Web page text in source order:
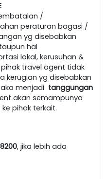
/
peraturan bagasi /
yg disebabkan
hal
lokal, kerusuhan &
travel agent tidak
kerugian yg disebabkan
menjadi tanggungan
akan semampunya
pihak terkait.
, jika lebih ada